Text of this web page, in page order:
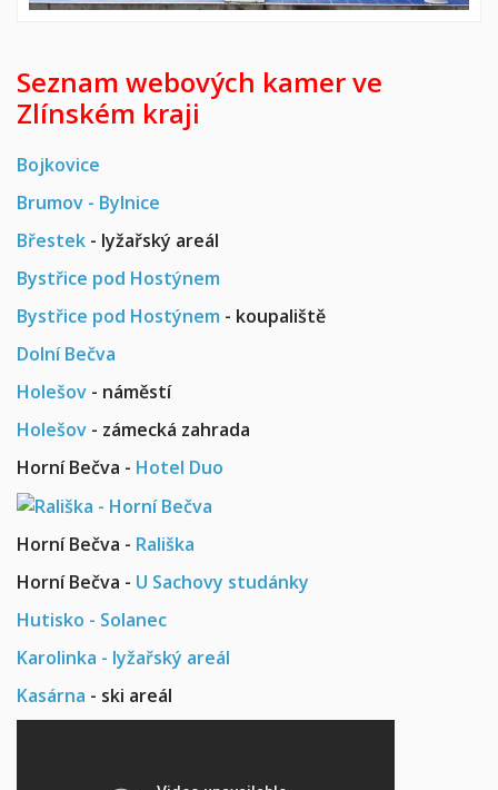
Seznam webových kamer ve
Zlínském kraji
Bojkovice
Brumov - Bylnice
Břestek - lyžařský areál
Bystřice pod Hostýnem
Bystřice pod Hostýnem - koupaliště
Dolní Bečva
Holešov - náměstí
Holešov - zámecká zahrada
Horní Bečva - Hotel Duo
Horní Bečva - Rališka
Horní Bečva - U Sachovy studánky
Hutisko - Solanec
Karolinka - lyžařský areál
Kasárna - ski areál